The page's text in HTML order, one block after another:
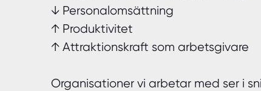
↓ Personalomsättning
↑ Produktivitet
↑ Attraktionskraft som arbetsgivare
Organisationer vi arbetar med ser i